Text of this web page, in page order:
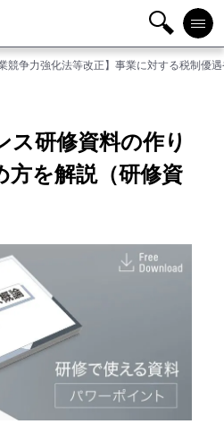
検
索
メニ
ュー
業競争力強化法等改正】事業に対する税制優
ス研修資料の作り
方を解説（研修資